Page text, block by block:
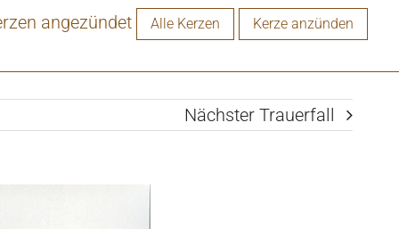
angezündet Alle Kerzen Kerze anzünden
Nächster Trauerfall